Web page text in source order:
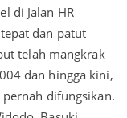
di Jalan HR
dan patut
telah mangkrak
dan hingga kini,
difungsikan.